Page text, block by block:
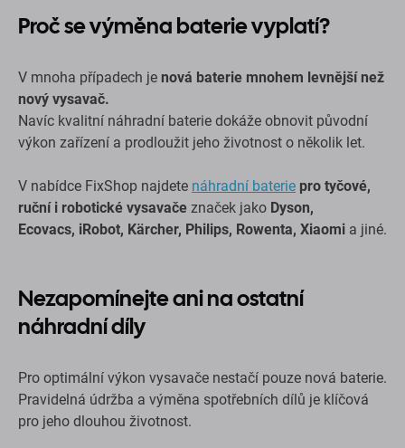
Proč se výměna baterie vyplatí?
V mnoha případech je nová baterie mnohem levnější než
nový vysavač.
Navíc kvalitní náhradní baterie dokáže obnovit původní
výkon zařízení a prodloužit jeho životnost o několik let.
V nabídce FixShop najdete náhradní baterie pro tyčové,
ruční i robotické vysavače značek jako Dyson,
Ecovacs, iRobot, Kärcher, Philips, Rowenta, Xiaomi a jiné.
Nezapomínejte ani na ostatní
náhradní díly
Pro optimální výkon vysavače nestačí pouze nová baterie.
Pravidelná údržba a výměna spotřebních dílů je klíčová
pro jeho dlouhou životnost.